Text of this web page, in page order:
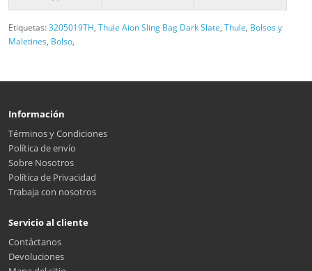
Etiquetas:3205019TH, Thule Aion Sling Bag Dark Slate, Thule, Bolsos y
Maletines, Bolso,
Información
Términos y Condiciones
Política de envío
Sobre Nosotros
Política de Privacidad
Trabaja con nosotros
Servicio al cliente
Contáctanos
Devoluciones